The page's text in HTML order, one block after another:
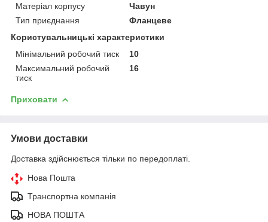
Матеріал корпусу
Чавун
Тип приєднання
Фланцеве
Користувальницькі характеристики
Мінімальний робочий тиск
10
Максимальний робочий
тиск
16
Приховати
Умови доставки
Доставка здійснюється тільки по передоплаті.
Нова Пошта
Транспортна компанія
НОВА ПОШТА